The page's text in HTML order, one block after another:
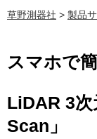
草野測器社 > 製品
スマホで
LiDAR 3
Scan」